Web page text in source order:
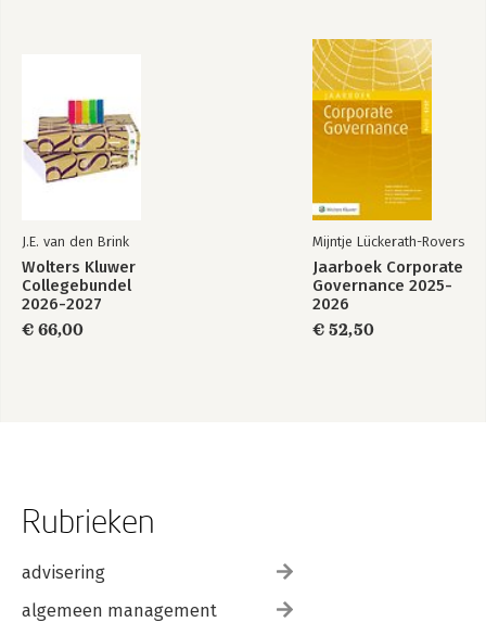
J.E. van den Brink
Wolters Kluwer
Collegebundel
2026-2027
€ 66,00
Mijntje Lückerath-Rovers
Jaarboek Corporate
Governance 2025-
2026
€ 52,50
Rubrieken
advisering
algemeen management